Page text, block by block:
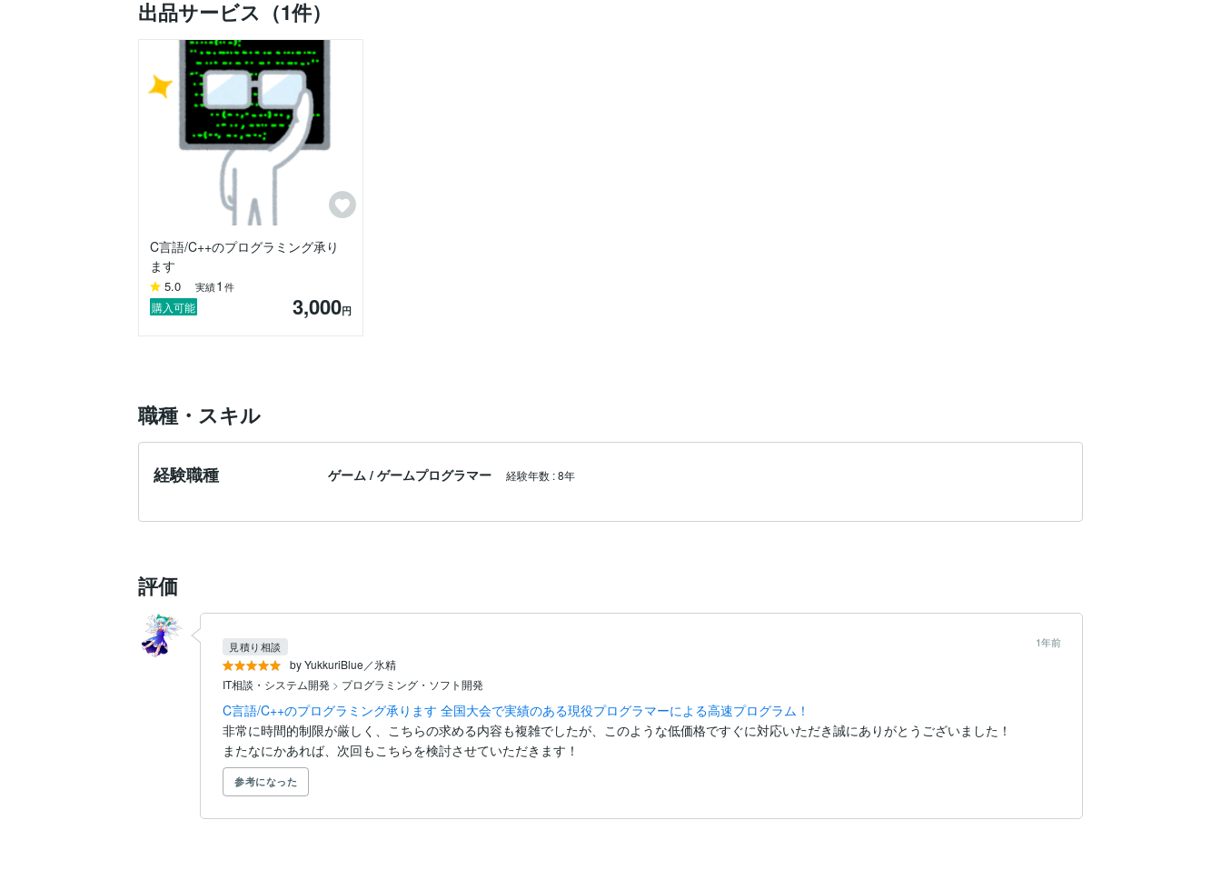
出品サービス（1件）
C言語/C++のプログラミング承り
ます
5.0 実績1 件
購入可能 3,000円
職種・スキル
経験職種 ゲーム / ゲームプログラマー 経験年数 :8年
評価
by YukkuriBlue／氷精
1年前
見積り相談
IT相談・システム開発 > プログラミング・ソフト開発
C言語/C++のプログラミング承ります 全国大会で実績のある現役プログラマーによる高速プログラム！
非常に時間的制限が厳しく、こちらの求める内容も複雑でしたが、このような低価格ですぐに対応いただき誠にありがとうございました！
またなにかあれば、次回もこちらを検討させていただきます！
参考になった